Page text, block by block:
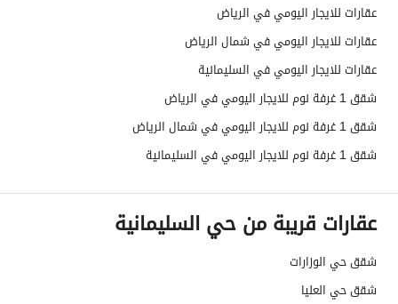
عقارات للايجار اليومي في الرياض
عقارات للايجار اليومي في شمال الرياض
عقارات للايجار اليومي في السليمانية
شقق 1 غرفة نوم للايجار اليومي في الرياض
شقق 1 غرفة نوم للايجار اليومي في شمال الرياض
شقق 1 غرفة نوم للايجار اليومي في السليمانية
عقارات قريبة من حي السليمانية
شقق حي الوزارات
شقق حي العليا